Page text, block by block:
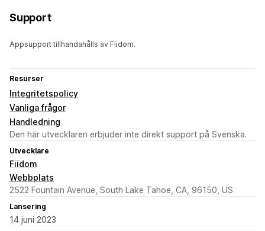
Support
Appsupport tillhandahålls av Fiidom.
Resurser
Integritetspolicy
Vanliga frågor
Handledning
Den här utvecklaren erbjuder inte direkt support på Svenska.
Utvecklare
Fiidom
Webbplats
2522 Fountain Avenue, South Lake Tahoe, CA, 96150, US
Lansering
14 juni 2023